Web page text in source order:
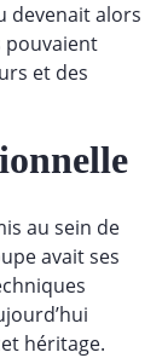
devenait alors
pouvaient
et des
au sein de
avait ses
héritage.